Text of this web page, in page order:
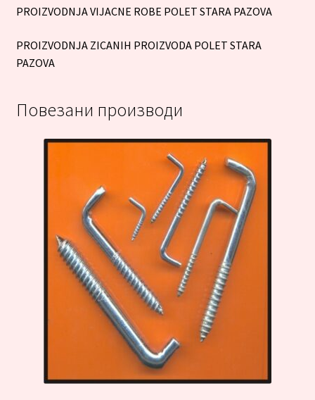
PROIZVODNJA VIJACNE ROBE POLET STARA PAZOVA
PROIZVODNJA ZICANIH PROIZVODA POLET STARA
PAZOVA
Повезани производи